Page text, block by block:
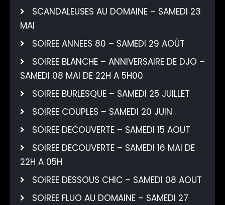
SCANDALEUSES AU DOMAINE – SAMEDI 23
MAI
SOIREE ANNEES 80 – SAMEDI 29 AOÛT
SOIREE BLANCHE – ANNIVERSAIRE DE DJO –
SAMEDI 08 MAI DE 22H A 5H00
SOIREE BURLESQUE – SAMEDI 25 JUILLET
SOIREE COUPLES – SAMEDI 20 JUIN
SOIREE DECOUVERTE – SAMEDI 15 AOUT
SOIREE DECOUVERTE – SAMEDI 16 MAI DE
22H A 05H
SOIREE DESSOUS CHIC – SAMEDI 08 AOUT
SOIREE FLUO AU DOMAINE – SAMEDI 27